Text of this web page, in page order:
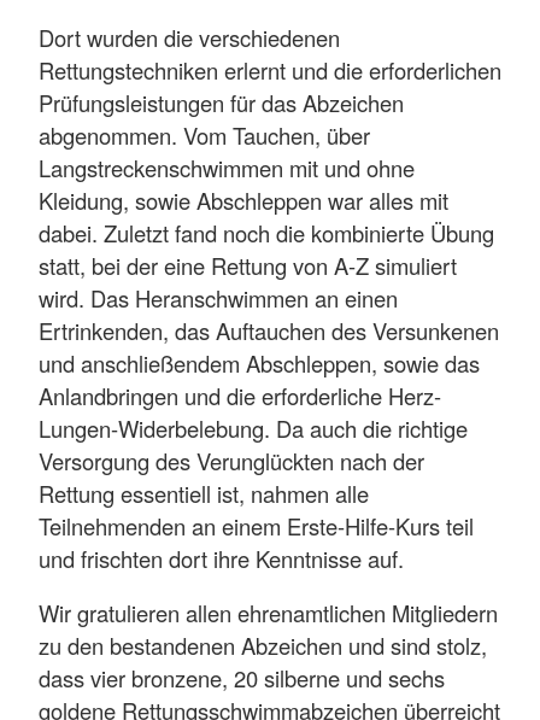
Dort wurden die verschiedenen
Rettungstechniken erlernt und die erforderlichen
Prüfungsleistungen für das Abzeichen
abgenommen. Vom Tauchen, über
Langstreckenschwimmen mit und ohne
Kleidung, sowie Abschleppen war alles mit
dabei. Zuletzt fand noch die kombinierte Übung
statt, bei der eine Rettung von A-Z simuliert
wird. Das Heranschwimmen an einen
Ertrinkenden, das Auftauchen des Versunkenen
und anschließendem Abschleppen, sowie das
Anlandbringen und die erforderliche Herz-
Lungen-Widerbelebung. Da auch die richtige
Versorgung des Verunglückten nach der
Rettung essentiell ist, nahmen alle
Teilnehmenden an einem Erste-Hilfe-Kurs teil
und frischten dort ihre Kenntnisse auf.
Wir gratulieren allen ehrenamtlichen Mitgliedern
zu den bestandenen Abzeichen und sind stolz,
dass vier bronzene, 20 silberne und sechs
goldene Rettungsschwimmabzeichen überreicht